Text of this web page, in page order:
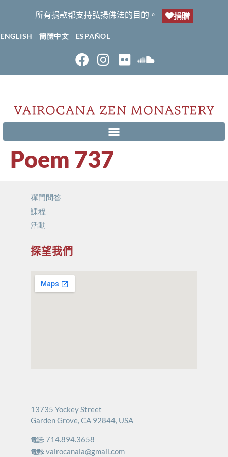
所有捐款都支持弘揚佛法的目的。 捐贈
ENGLISH 簡體中文 ESPAÑOL
Poem 737
禪門問答
課程
活動
探望我們
13735 Yockey Street
Garden Grove, CA 92844, USA
電話: 714.894.3658
電郵: vairocanala@gmail.com